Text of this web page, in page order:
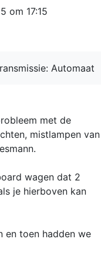
om 17:15
Automaat
met de
mistlampen van
wagen dat 2
je hierboven kan
en toen hadden we